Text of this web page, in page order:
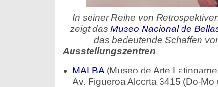
In seiner Reihe von
zeigt das Museo Nacional de
das bedeutende Schaffen
Ausstellungszentren
MALBA(Museo de Arte
Av. Figueroa Alcorta 3415 (Do-